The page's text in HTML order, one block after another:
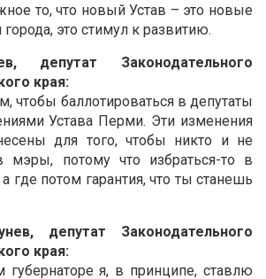
то, что новый Устав – это новые
это стимул к развитию.
депутат Законодательного
края:
чтобы баллотироваться в депутаты
Устава Перми. Эти изменения
для того, чтобы никто и не
мэры, потому что избраться-то в
где потом гарантия, что ты станешь
депутат Законодательного
края:
я, в принципе, ставлю